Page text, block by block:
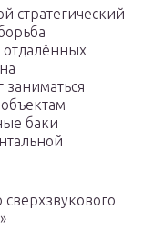
стратегический
баки